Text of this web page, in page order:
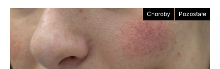
Choroby Pozostałe